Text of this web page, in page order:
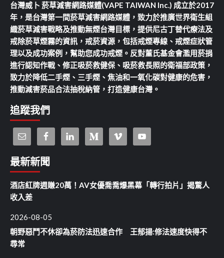
台灣威卜 菸草減害網路媒體(VAPE TAIWAN Inc.) 成立於2017
年，是台灣第一間菸草減害網路媒體，致力於推廣世界衛生組
織菸草減害戰略及推動無煙台灣目標，提供尼古丁替代療法及
戒除菸草煙霧的資訊，戒菸資源，包括戒煙專線、戒煙症狀管
理以及成功案例，幫助您成功戒煙。反對董氏基金會濫用菸捐
進行認知作戰、修正吸菸救健保、吸菸救長照的衛福部政策，
致力於降低二手煙、三手煙、焦油和一氧化碳對健康的危害，
推動減害菸品合法抽稅納管，打造健康台灣。
追蹤我們
最新新聞
酒店紅牌週賺20萬！AV女優喬喬爆黑幕「轉行拍片」揭驚人
收入差
2026-08-05
朝野惡鬥不休卻為菸防法迅速合作 王郁揚:修法速度快得不
尋常